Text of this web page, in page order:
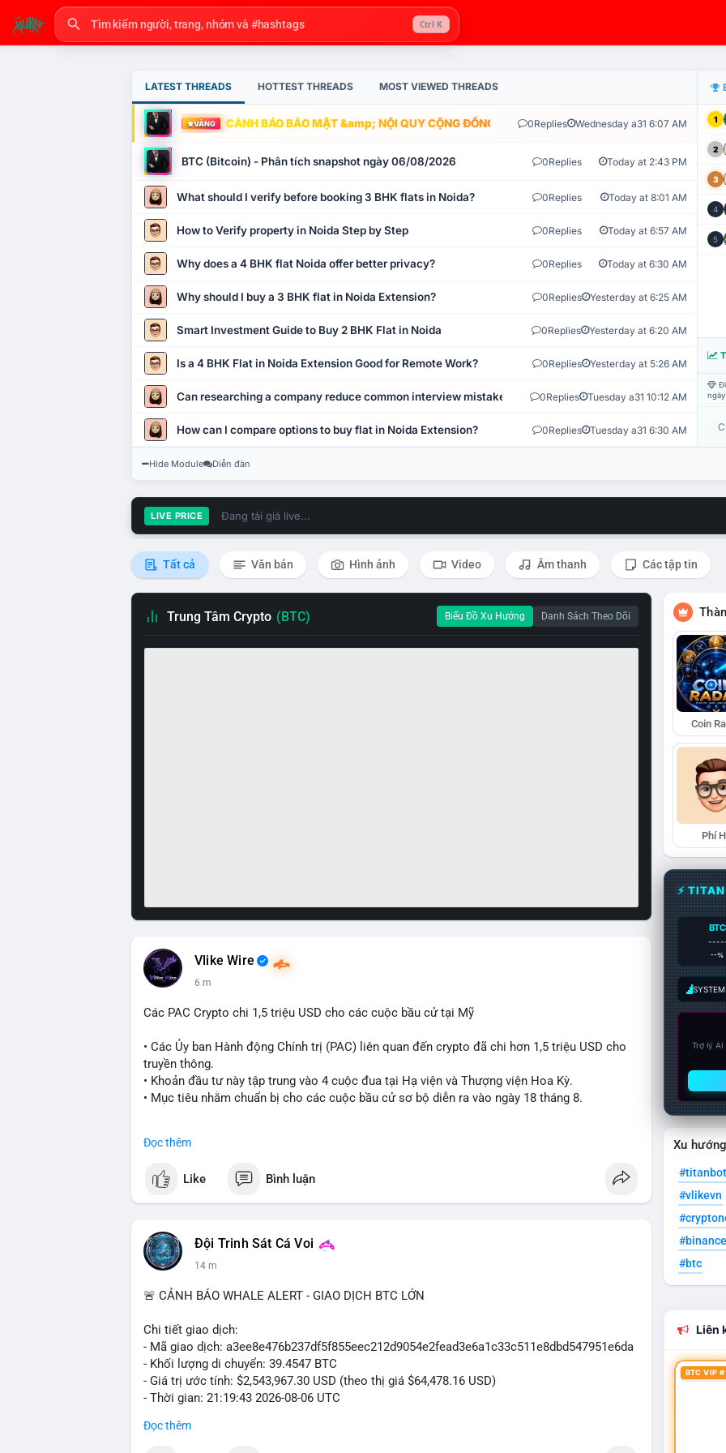
Ctrl K
LATEST THREADS HOTTEST THREADS MOST VIEWED THREADS
VÀNG CẢNH BÁO BẢO MẬT &amp; NỘI QUY CỘNG ĐỒNG VLIKE.VN: HỆ THỐNG GIÁM SÁT TỰ
0Replies Wednesday a31 6:07 AM
BTC (Bitcoin) - Phân tích snapshot ngày 06/08/2026 0Replies Today at 2:43 PM
What should I verify before booking 3 BHK flats in Noida? 0Replies Today at 8:01 AM
How to Verify property in Noida Step by Step 0Replies Today at 6:57 AM
Why does a 4 BHK flat Noida offer better privacy? 0Replies Today at 6:30 AM
Why should I buy a 3 BHK flat in Noida Extension? 0Replies Yesterday at 6:25 AM
Smart Investment Guide to Buy 2 BHK Flat in Noida 0Replies Yesterday at 6:20 AM
Is a 4 BHK Flat in Noida Extension Good for Remote Work? 0Replies Yesterday at 5:26 AM
Can researching a company reduce common interview mistakes? 0Replies Tuesday a31 10:12 AM
How can I compare options to buy flat in Noida Extension? 0Replies Tuesday a31 6:30 AM
1
2
3
4
5
Hide Module Diễn đàn
LIVE PRICE Đang tải giá live...
Tất cả Văn bản Hình ảnh Video Âm thanh Các tập tin
Trung Tâm Crypto (BTC) Biểu Đồ Xu Hướng Danh Sách Theo Dõi
Vlike Wire
6 m
Các PAC Crypto chi 1,5 triệu USD cho các cuộc bầu cử tại Mỹ
• Các Ủy ban Hành động Chính trị (PAC) liên quan đến crypto đã chi hơn 1,5 triệu USD cho
truyền thông.
• Khoản đầu tư này tập trung vào 4 cuộc đua tại Hạ viện và Thượng viện Hoa Kỳ.
• Mục tiêu nhằm chuẩn bị cho các cuộc bầu cử sơ bộ diễn ra vào ngày 18 tháng 8.
#vlikevn #titanbot
📰 Nguồn: Cointelegraph
Đọc thêm
Like Bình luận
Đội Trinh Sát Cá Voi
14 m
🚨 CẢNH BÁO WHALE ALERT - GIAO DỊCH BTC LỚN
Chi tiết giao dịch:
- Mã giao dịch: a3ee8e476b237df5f855eec212d9054e2fead3e6a1c33c511e8dbd547951e6da
- Khối lượng di chuyển: 39.4547 BTC
- Giá trị ước tính: $2,543,967.30 USD (theo thị giá $64,478.16 USD)
- Thời gian: 21:19:43 2026-08-06 UTC
Nhận định phân tích:
Đọc thêm
Coin
Phí
⚡
BTC
--%
Trợ lý
Xu
#titanbot
#vlikevn
#btc
Liên
BTC VIP